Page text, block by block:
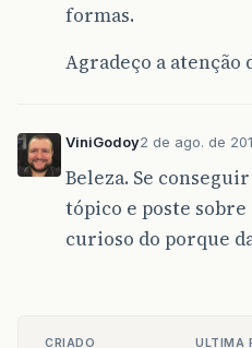
formas.
Agradeço a atenção
ViniGodoy2 de ago. de
Beleza. Se
tópico e poste
curioso do porque
CRIADO ULTIMA